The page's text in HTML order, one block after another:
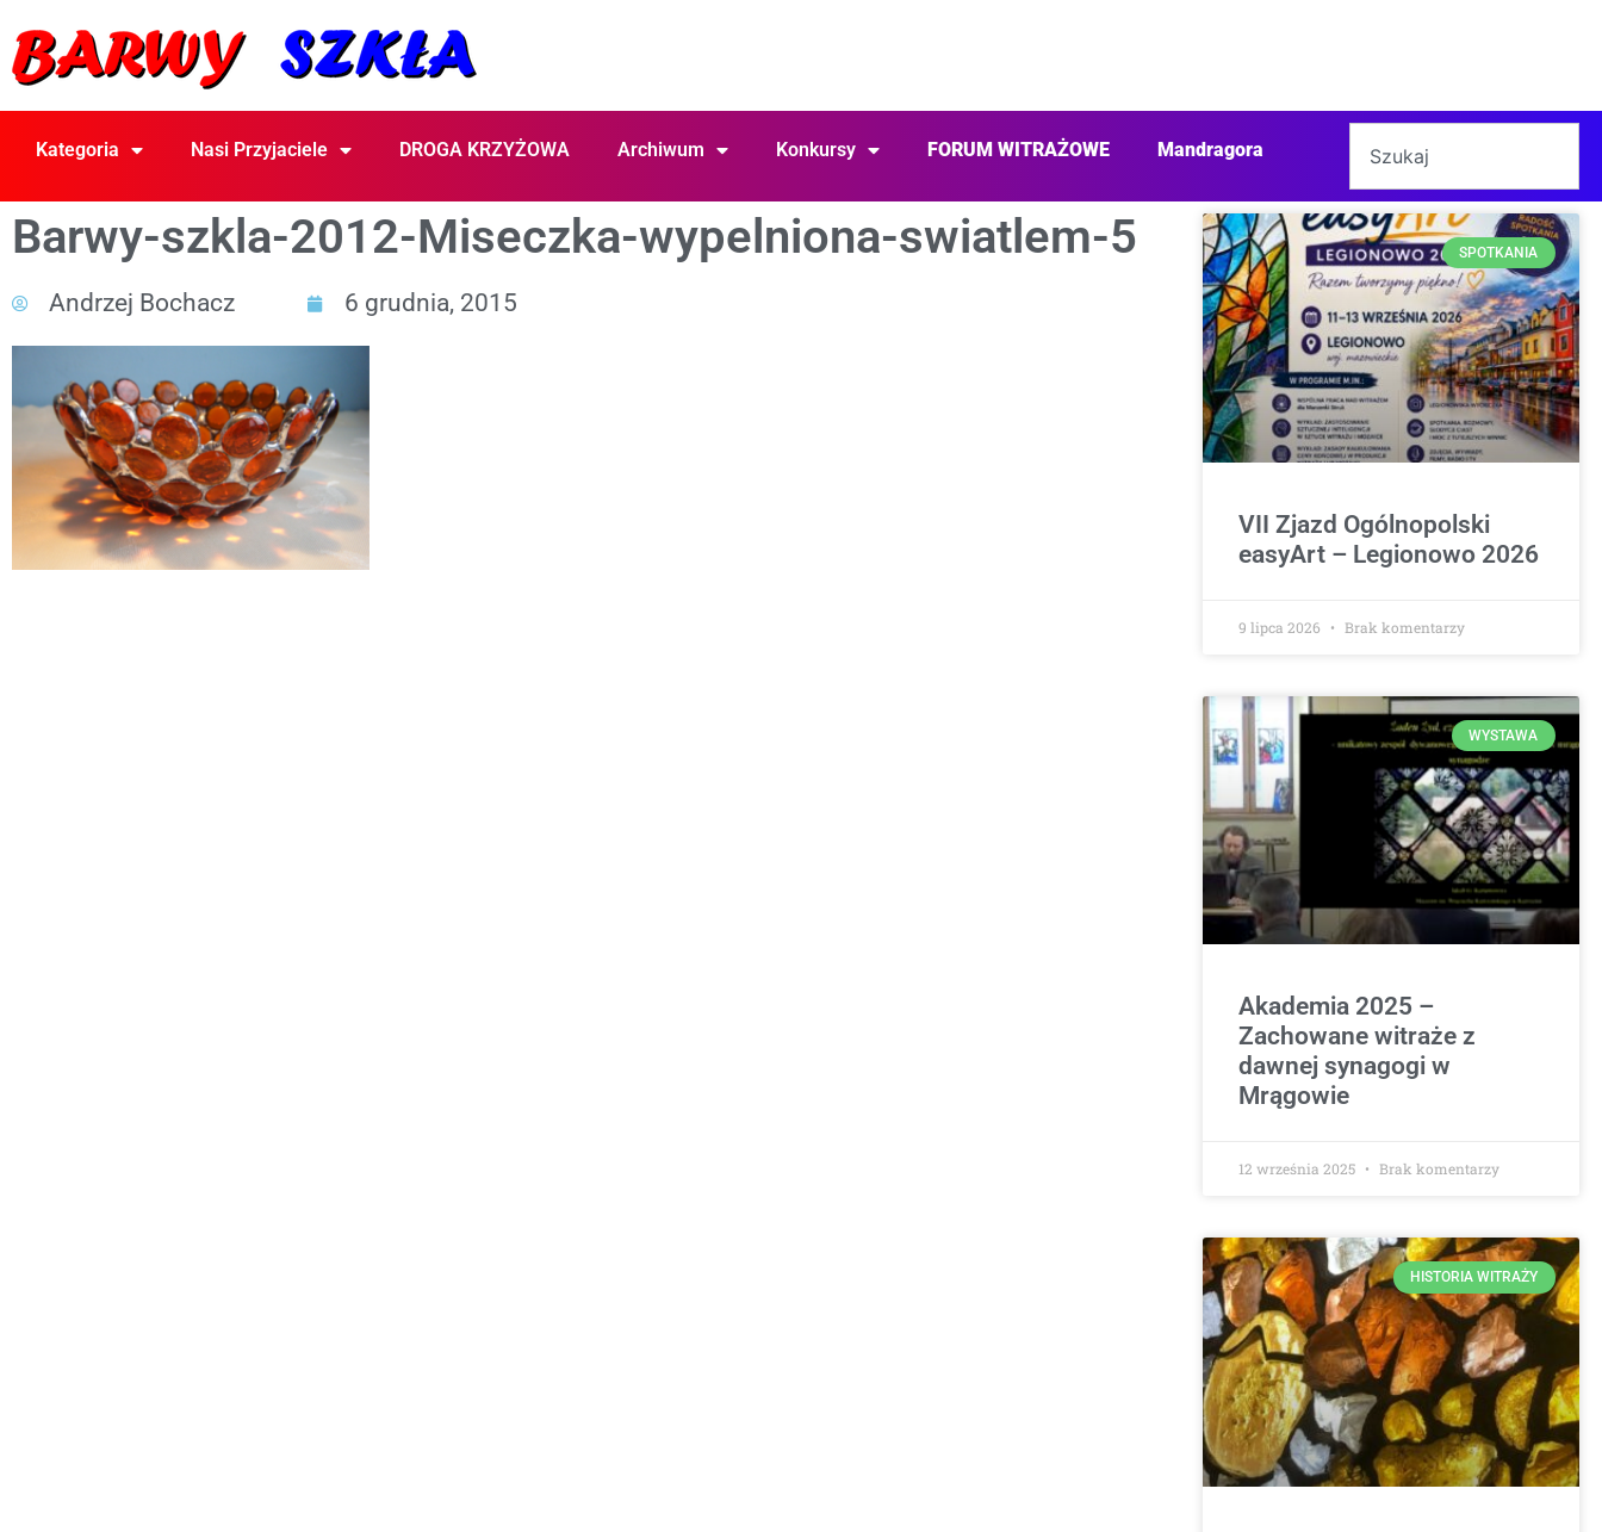
Kategoria Nasi Przyjaciele DROGA KRZYŻOWA Archiwum Konkursy FORUM WITRAŻOWE Mandragora
Barwy-szkla-2012-Miseczka-wypelniona-swiatlem-5
Andrzej Bochacz 6 grudnia, 2015
SPOTKANIA
VII Zjazd Ogólnopolski
easyArt – Legionowo 2026
9 lipca 2026 Brak komentarzy
WYSTAWA
Akademia 2025 –
Zachowane witraże z
dawnej synagogi w
Mrągowie
12 września 2025 Brak komentarzy
HISTORIA WITRAŻY